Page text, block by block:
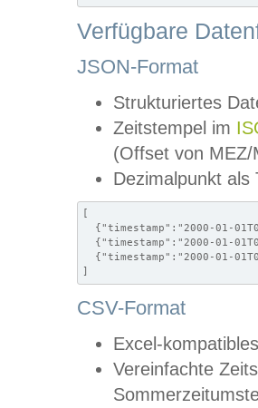
Verfügbare
JSON-Format
Strukturiertes
Zeitstempel im
(Offset von MEZ/
Dezimalpunkt als
[
{"timestamp":"2000-01-
{"timestamp":"2000-01-
{"timestamp":"2000-01-
]
CSV-Format
Excel-
Vereinfachte